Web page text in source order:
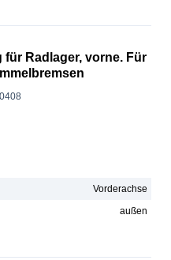
Radlager, vorne. Für
Vorderachse
außen